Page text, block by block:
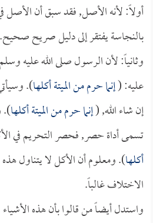
أولاً: لأنه الأصل, فقد سبق أن الأصل
بالنجاسة يفتقر إلى دليل صريح صحيح.
وثانياً: لأن الرسول صلى الله عليه
عليه: (إنما حرم من الميتة أكلها).
إن شاء الله, (إنما حرم من الميتة أكلها).
تسمى أداة حصر, فحصر التحريم في
أكلها). ومعلوم أن الأكل لا يتناول هذه
الاختلاف غالباً.
واستدل أيضاً من قالوا بأن هذه